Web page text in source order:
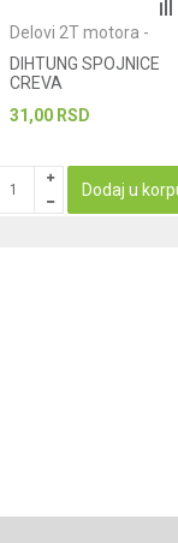
Delovi 2T motora -
DIHTUNG SPOJNICE
CREVA
31,00 RSD
Dodaj u